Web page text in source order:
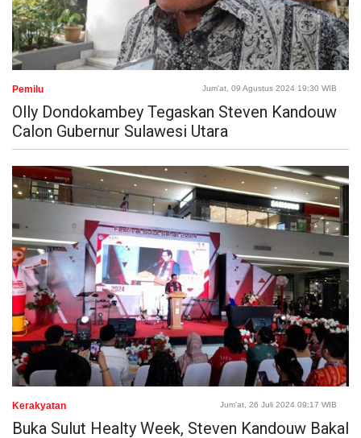
Pemilu Jum'at, 09 Agustus 2024 19:30 WIB
Olly Dondokambey Tegaskan Steven Kandouw
Calon Gubernur Sulawesi Utara
Kerakyatan Jum'at, 26 Juli 2024 09:17 WIB
Buka Sulut Healty Week, Steven Kandouw Bakal